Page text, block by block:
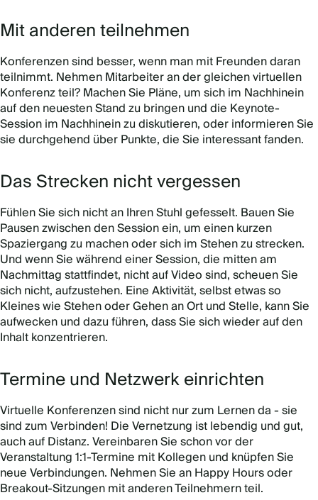
Mit anderen teilnehmen
Konferenzen sind besser, wenn man mit Freunden daran
teilnimmt. Nehmen Mitarbeiter an der gleichen virtuellen
Konferenz teil? Machen Sie Pläne, um sich im Nachhinein
auf den neuesten Stand zu bringen und die Keynote-
Session im Nachhinein zu diskutieren, oder informieren Sie
sie durchgehend über Punkte, die Sie interessant fanden.
Das Strecken nicht vergessen
Fühlen Sie sich nicht an Ihren Stuhl gefesselt. Bauen Sie
Pausen zwischen den Session ein, um einen kurzen
Spaziergang zu machen oder sich im Stehen zu strecken.
Und wenn Sie während einer Session, die mitten am
Nachmittag stattfindet, nicht auf Video sind, scheuen Sie
sich nicht, aufzustehen. Eine Aktivität, selbst etwas so
Kleines wie Stehen oder Gehen an Ort und Stelle, kann Sie
aufwecken und dazu führen, dass Sie sich wieder auf den
Inhalt konzentrieren.
Termine und Netzwerk einrichten
Virtuelle Konferenzen sind nicht nur zum Lernen da - sie
sind zum Verbinden! Die Vernetzung ist lebendig und gut,
auch auf Distanz. Vereinbaren Sie schon vor der
Veranstaltung 1:1-Termine mit Kollegen und knüpfen Sie
neue Verbindungen. Nehmen Sie an Happy Hours oder
Breakout-Sitzungen mit anderen Teilnehmern teil.